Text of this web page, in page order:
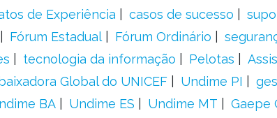
de Experiência casos de sucesso
Fórum Estadual Fórum Ordinário
tecnologia da informação Pelotas
Global do UNICEF Undime PI
BA Undime ES Undime MT Gaepe